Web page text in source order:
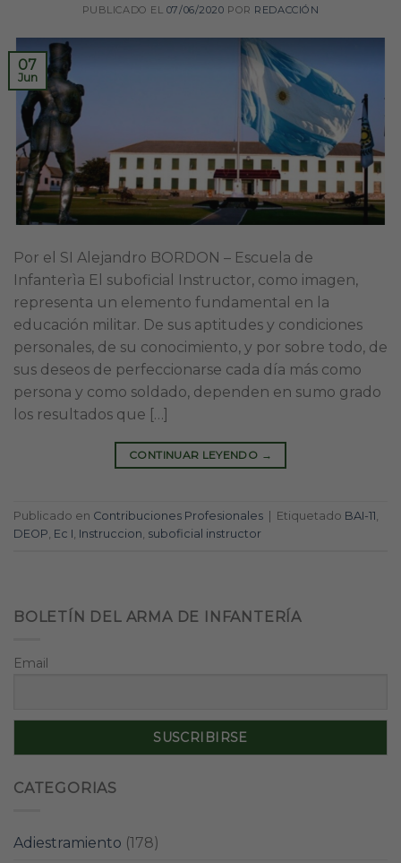
PUBLICADO EL 07/06/2020 POR REDACCIÓN
07
Jun
Por el SI Alejandro BORDON – Escuela de
Infanterìa El suboficial Instructor, como imagen,
representa un elemento fundamental en la
educación militar. De sus aptitudes y condiciones
personales, de su conocimiento, y por sobre todo, de
sus deseos de perfeccionarse cada día más como
persona y como soldado, dependen en sumo grado
los resultados que […]
CONTINUAR LEYENDO →
Publicado en Contribuciones Profesionales Etiquetado BAI-11,
DEOP, Ec I, Instruccion, suboficial instructor
BOLETÍN DEL ARMA DE INFANTERÍA
Email
CATEGORIAS
Adiestramiento (178)